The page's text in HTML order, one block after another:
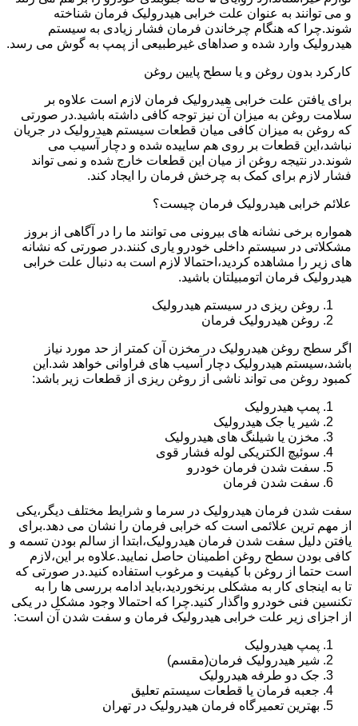
و می توانند به عنوان علت خرابی هیدرولیک فرمان شناخته
شوند.چرا که هنگام چرخاندن فرمان فشار زیادی به سیستم
هیدرولیک وارد شده و صداهای غیرطبیعی از پمپ به گوش می رسد.
کارکرد بدون روغن و یا سطح پایین روغن
برای یافتن علت خرابی هیدرولیک فرمان لازم است علاوه بر
سلامت روغن به میزان آن نیز توجه کافی داشته باشید.در صورتی
که روغن به میزان کافی میان قطعات سیستم هیدرولیک در جریان
نباشد،این قطعات بر روی هم ساییده شده و دچار آسیب می
شوند.در نتیجه روغن از میان این قطعات خارج شده و نمی تواند
فشار لازم برای کمک به چرخش فرمان را ایجاد کند.
علائم خرابی هیدرولیک فرمان چیست؟
همواره برخی نشانه های بیرونی می توانند ما را در آگاهی از بروز
مشکلاتی در سیستم داخلی خودرو یاری کنند.در صورتی که نشانه
های زیر را مشاهده کردید،احتمالا لازم است به دنبال علت خرابی
هیدرولیک فرمان اتومبیلتان باشید.
روغن ریزی در سیستم هیدرولیک
روغن هیدرولیک فرمان
اگر سطح روغن هیدرولیک در مخزن آن کمتر از حد مورد نیاز
باشد،سیستم هیدرولیک دچار آسیب های فراوانی خواهد شد.این
کمبود روغن می تواند ناشی از روغن ریزی از قطعات زیر باشد:
پمپ هیدرولیک
شیر یا جک هیدرولیک
مخزن یا شیلنگ های هیدرولیک
سوئیچ الکتریکی لوله فشار قوی
سفت شدن فرمان خودرو
سفت شدن فرمان
سفت شدن فرمان هیدرولیک در سرما و شرایط مختلف دیگر،یکی
از مهم ترین علائمی است که خرابی فرمان را نشان می دهد.برای
یافتن دلیل سفت شدن فرمان هیدرولیک،ابتدا از سالم بودن تسمه و
کافی بودن سطح روغن اطمینان حاصل نمایید.علاوه بر این،لازم
است حتما از روغن با کیفیت و مرغوب استفاده کنید.در صورتی که
تا به اینجای کار به مشکلی برنخوردید،باید ادامه بررسی ها را به
تکنسین فنی خودرو واگذار کنید.چرا که احتمالا وجود مشکل در یکی
از اجزای زیر علت خرابی هیدرولیک فرمان و سفت شدن آن است:
پمپ هیدرولیک
شیر هیدرولیک فرمان(مقسم)
جک دو طرفه هیدرولیک
جعبه فرمان یا قطعات سیستم تعلیق
بهترین تعمیرگاه فرمان هیدرولیک در تهران